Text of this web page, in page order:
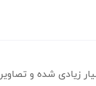
زیادی شده و